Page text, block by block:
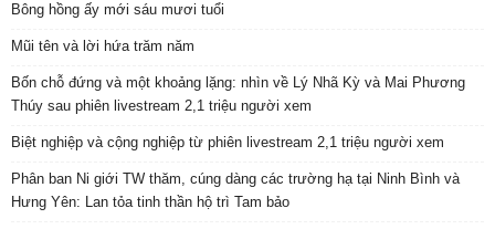
Bông hồng ấy mới sáu mươi tuổi
Mũi tên và lời hứa trăm năm
Bốn chỗ đứng và một khoảng lặng: nhìn về Lý Nhã Kỳ và Mai Phương
Thúy sau phiên livestream 2,1 triệu người xem
Biệt nghiệp và cộng nghiệp từ phiên livestream 2,1 triệu người xem
Phân ban Ni giới TW thăm, cúng dàng các trường hạ tại Ninh Bình và
Hưng Yên: Lan tỏa tinh thần hộ trì Tam bảo